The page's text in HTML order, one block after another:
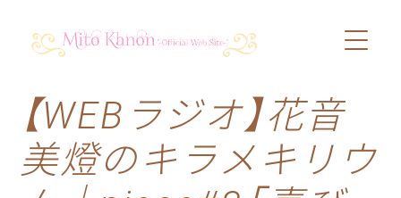
PROFILE
SCHEDULE
【WEBラジオ】花音
美燈のキラメキリウ